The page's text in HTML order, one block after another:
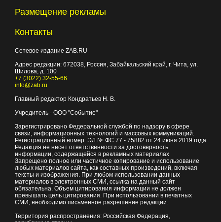
Размещение рекламы
Контакты
Сетевое издание ZAB.RU
Адрес редакции: 672038, Россия, Забайкальский край, г. Чита, ул.
Шилова, д. 100
+7 (3022) 32-55-66
info@zab.ru
Главный редактор Кондратьев Н. В.
Учредитель - ООО "Событие"
Зарегистрировано Федеральной службой по надзору в сфере
связи, информационных технологий и массовых коммуникаций.
Регистрационный номер: ЭЛ № ФС 77 - 75882 от 24 июня 2019 года
Редакция не несет ответственности за достоверность
информации, содержащейся в рекламных материалах
Запрещено полное или частичное копирование и использование
любых материалов сайта, как составных произведений, включая
тексты и изображения. При любом использовании данных
материалов в электронных СМИ, ссылка на данный сайт
обязательна. Объем цитирования информации не должен
превышать цель цитирования. При использовании в печатных
СМИ, необходимо письменное разрешение редакции.
Территория распространения: Российская Федерация,